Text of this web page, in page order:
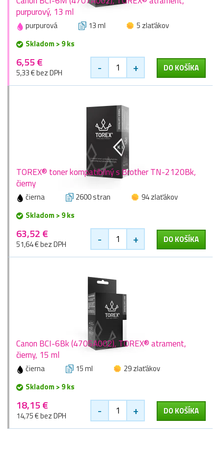
purpurový, 13 ml
purpurová 13 ml
5 zlaťákov
Skladom > 9 ks
6,55 €
5,33 € bez DPH - + DO KOŠÍKA
TOREX® toner kompatibilný s Brother TN-2120Bk,
čierny
čierna 2600 stran
94 zlaťákov
Skladom > 9 ks
63,52 €
51,64 € bez DPH - + DO KOŠÍKA
Canon BCI-6Bk (4705A002), TOREX® atrament,
čierny, 15 ml
čierna 15 ml
29 zlaťákov
Skladom > 9 ks
18,15 €
14,75 € bez DPH - + DO KOŠÍKA